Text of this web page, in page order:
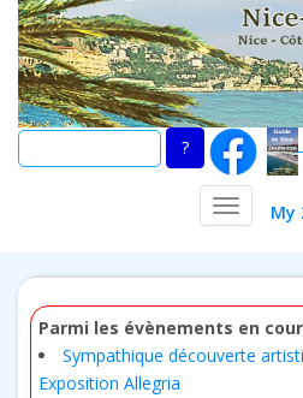
Skip
main
content
My
TOGGLE
Parmi les évènements en
Sympathique découverte
Exposition Allegria